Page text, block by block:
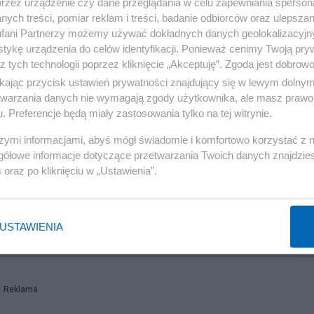
opisywanego procederu. Oprócz
elektronicznych, w tym telefony komórkowe” -
ABW są także efektem zakończonego 19 stycznia br.
materiał dowodowy przeciwko obywatelowi RP
specjalnych.
Wrzosek w przejmowaniu TVP. Dostało się Żukowskiej
Reklama
treści, pomiar reklam i treści, badanie odbiorców oraz
Partnerzy możemy używać dokładnych danych
urządzenia do celów identyfikacji. Ponieważ cenimy Twoją
tych technologii poprzez kliknięcie „Akceptuję”. Zgoda jest
przycisk ustawień prywatności znajdujący się w lewym
danych nie wymagają zgody użytkownika, ale masz
Preferencje będą miały zastosowania tylko na tej witrynie.
informacjami, abyś mógł świadomie i komfortowo korzystać z
informacje dotyczące przetwarzania Twoich danych
oraz po kliknięciu w „Ustawienia”.
USTAWIENIA